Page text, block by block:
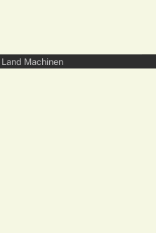
Land Machinen